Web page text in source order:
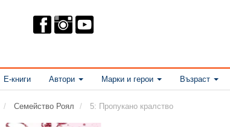
Е-книги Автори Марки и герои Възраст
Семейство Роял 5: Пропукано кралство